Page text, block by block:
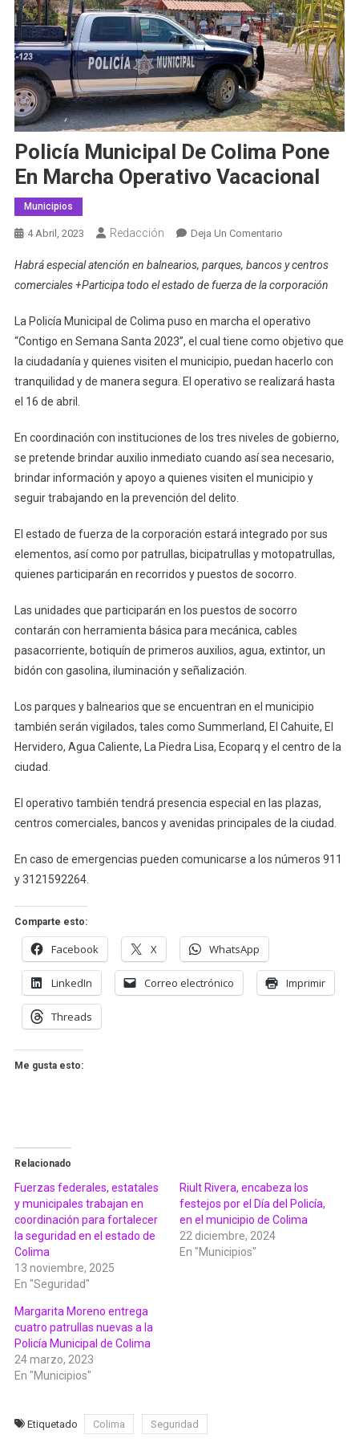
Policía Municipal De Colima Pone
En Marcha Operativo Vacacional
Municipios
4 Abril, 2023 Redacción Deja Un ComentarioEn
Municipal
De
Pone
En
Marcha
Operativo
Habrá especial atención en balnearios, parques, bancos y centros
comerciales +Participa todo el estado de fuerza de la corporación
La Policía Municipal de Colima puso en marcha el operativo
“Contigo en Semana Santa 2023”, el cual tiene como objetivo que
la ciudadanía y quienes visiten el municipio, puedan hacerlo con
tranquilidad y de manera segura. El operativo se realizará hasta
el 16 de abril.
En coordinación con instituciones de los tres niveles de gobierno,
se pretende brindar auxilio inmediato cuando así sea necesario,
brindar información y apoyo a quienes visiten el municipio y
seguir trabajando en la prevención del delito.
El estado de fuerza de la corporación estará integrado por sus
elementos, así como por patrullas, bicipatrullas y motopatrullas,
quienes participarán en recorridos y puestos de socorro.
Las unidades que participarán en los puestos de socorro
contarán con herramienta básica para mecánica, cables
pasacorriente, botiquín de primeros auxilios, agua, extintor, un
bidón con gasolina, iluminación y señalización.
Los parques y balnearios que se encuentran en el municipio
también serán vigilados, tales como Summerland, El Cahuite, El
Hervidero, Agua Caliente, La Piedra Lisa, Ecoparq y el centro de la
ciudad.
El operativo también tendrá presencia especial en las plazas,
centros comerciales, bancos y avenidas principales de la ciudad.
En caso de emergencias pueden comunicarse a los números 911
y 3121592264.
Comparte esto:
Facebook X WhatsApp
LinkedIn Correo electrónico Imprimir
Threads
Me gusta esto:
Relacionado
Fuerzas federales, estatales
y municipales trabajan en
coordinación para fortalecer
la seguridad en el estado de
Colima
13 noviembre, 2025
En "Seguridad"
Riult Rivera, encabeza los
festejos por el Día del Policía,
en el municipio de Colima
22 diciembre, 2024
En "Municipios"
Margarita Moreno entrega
cuatro patrullas nuevas a la
Policía Municipal de Colima
24 marzo, 2023
En "Municipios"
Etiquetado Colima Seguridad